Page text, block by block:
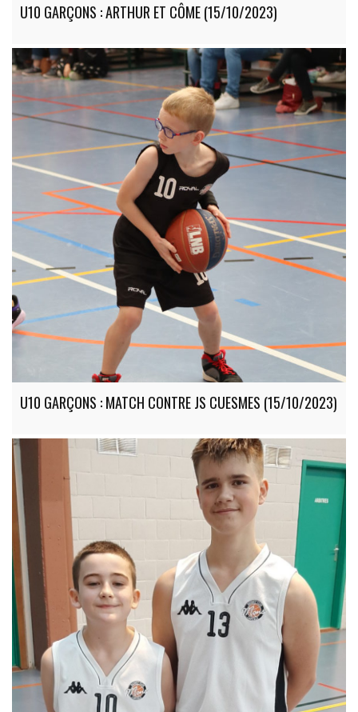
U10 GARÇONS : ARTHUR ET CÔME (15/10/2023)
U10 GARÇONS : MATCH CONTRE JS CUESMES (15/10/2023)